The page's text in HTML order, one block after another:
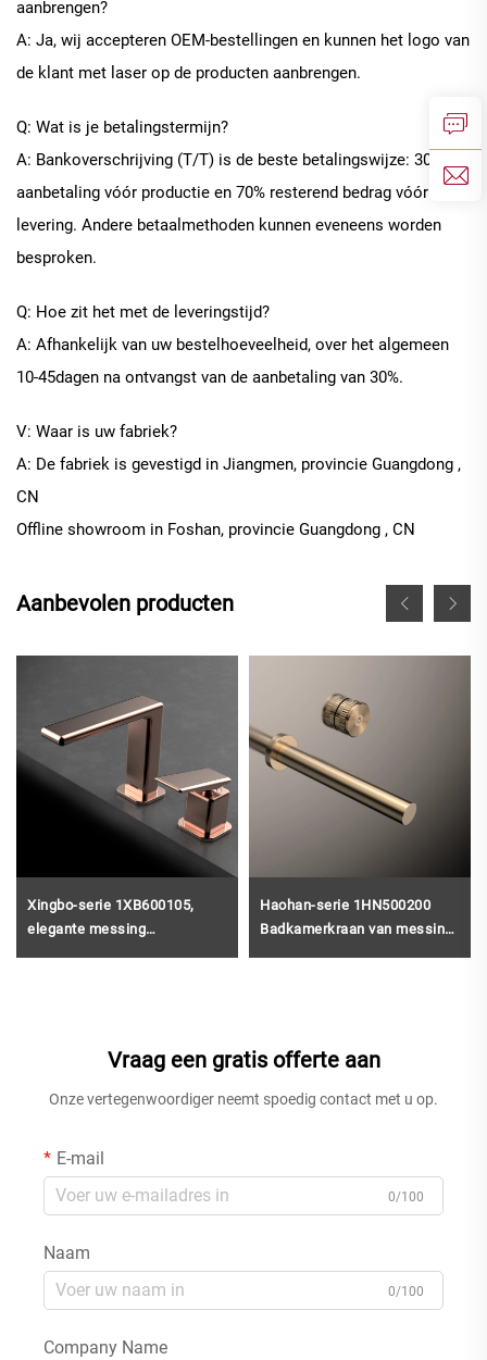
aanbrengen?
A: Ja, wij accepteren OEM-bestellingen en kunnen het logo van
de klant met laser op de producten aanbrengen.
Q: Wat is je betalingstermijn?
A: Bankoverschrijving (T/T) is de beste betalingswijze: 30%
aanbetaling vóór productie en 70% resterend bedrag vóór
levering. Andere betaalmethoden kunnen eveneens worden
besproken.
Q: Hoe zit het met de leveringstijd?
A: Afhankelijk van uw bestelhoeveelheid, over het algemeen
10-45dagen na ontvangst van de aanbetaling van 30%.
V: Waar is uw fabriek?
A: De fabriek is gevestigd in Jiangmen, provincie Guangdong ,
CN
Offline showroom in Foshan, provincie Guangdong , CN
Aanbevolen producten
Xingbo-serie 1XB600105,
elegante messing
Haohan-serie 1HN500200
Badkamerkraan van messing
Vraag een gratis offerte aan
Onze vertegenwoordiger neemt spoedig contact met u op.
E-mail
0/100
Naam
0/100
Company Name